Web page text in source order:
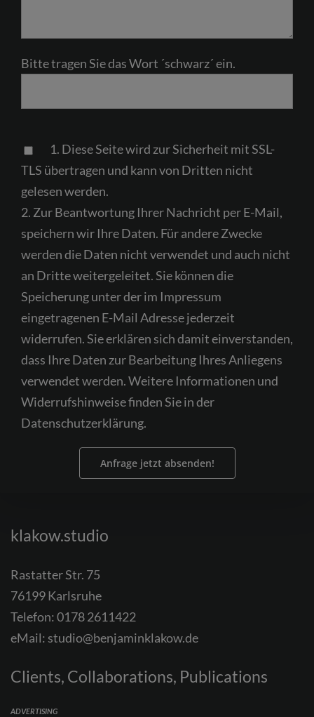
Bitte tragen Sie das Wort ´schwarz´ ein.
leave
this
field
empty.
1. Diese Seite wird zur Sicherheit mit SSL-
TLS übertragen und kann von Dritten nicht
gelesen werden.
2. Zur Beantwortung Ihrer Nachricht per E-Mail,
speichern wir Ihre Daten. Für andere Zwecke
werden die Daten nicht verwendet und auch nicht
an Dritte weitergeleitet. Sie können die
Speicherung unter der im Impressum
eingetragenen E-Mail Adresse jederzeit
widerrufen. Sie erklären sich damit einverstanden,
dass Ihre Daten zur Bearbeitung Ihres Anliegens
verwendet werden. Weitere Informationen und
Widerrufshinweise finden Sie in der
Datenschutzerklärung.
klakow.studio
Rastatter Str. 75
76199 Karlsruhe
Telefon:0178 2611422
eMail: studio@benjaminklakow.de
Clients, Collaborations, Publications
ADVERTISING